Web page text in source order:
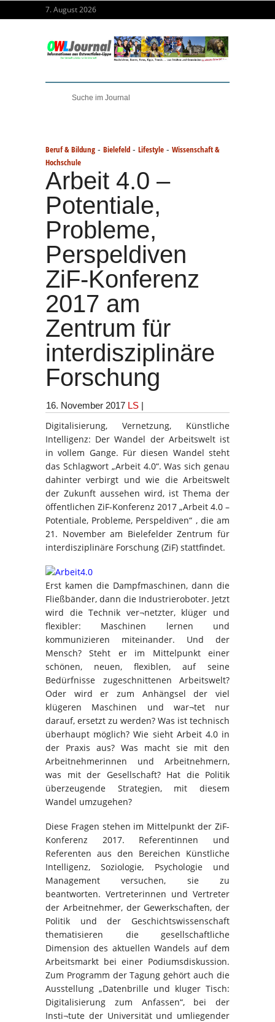
7. August 2026
Beruf & Bildung - Bielefeld - Lifestyle - Wissenschaft &
Hochschule
Arbeit 4.0 –
Potentiale,
Probleme,
Perspeldiven
ZiF-Konferenz
2017 am
Zentrum für
interdisziplinäre
Forschung
16. November 2017 LS |
Digitalisierung, Vernetzung, Künstliche
Intelligenz: Der Wandel der Arbeitswelt ist
in vollem Gange. Für diesen Wandel steht
das Schlagwort „Arbeit 4.0“. Was sich genau
dahinter verbirgt und wie die Arbeitswelt
der Zukunft aussehen wird, ist Thema der
öffentlichen ZiF-Konferenz 2017 „Arbeit 4.0 –
Potentiale, Probleme, Perspeldiven“ , die am
21. November am Bielefelder Zentrum für
interdisziplinäre Forschung (ZiF) stattfindet.
Erst kamen die Dampfmaschinen, dann die
Fließbänder, dann die Industrieroboter. Jetzt
wird die Technik ver¬netzter, klüger und
flexibler: Maschinen lernen und
kommunizieren miteinander. Und der
Mensch? Steht er im Mittelpunkt einer
schönen, neuen, flexiblen, auf seine
Bedürfnisse zugeschnittenen Arbeitswelt?
Oder wird er zum Anhängsel der viel
klügeren Maschinen und war¬tet nur
darauf, ersetzt zu werden? Was ist technisch
überhaupt möglich? Wie sieht Arbeit 4.0 in
der Praxis aus? Was macht sie mit den
Arbeitnehmerinnen und Arbeitnehmern,
was mit der Gesellschaft? Hat die Politik
überzeugende Strategien, mit diesem
Wandel umzugehen?
Diese Fragen stehen im Mittelpunkt der ZiF-
Konferenz 2017. Referentinnen und
Referenten aus den Bereichen Künstliche
Intelligenz, Soziologie, Psychologie und
Management versuchen, sie zu
beantworten. Vertreterinnen und Vertreter
der Arbeitnehmer, der Gewerkschaften, der
Politik und der Geschichtswissenschaft
thematisieren die gesellschaftliche
Dimension des aktuellen Wandels auf dem
Arbeitsmarkt bei einer Podiumsdiskussion.
Zum Programm der Tagung gehört auch die
Ausstellung „Datenbrille und kluger Tisch:
Digitalisierung zum Anfassen“, bei der
Insti¬tute der Universität und umliegender